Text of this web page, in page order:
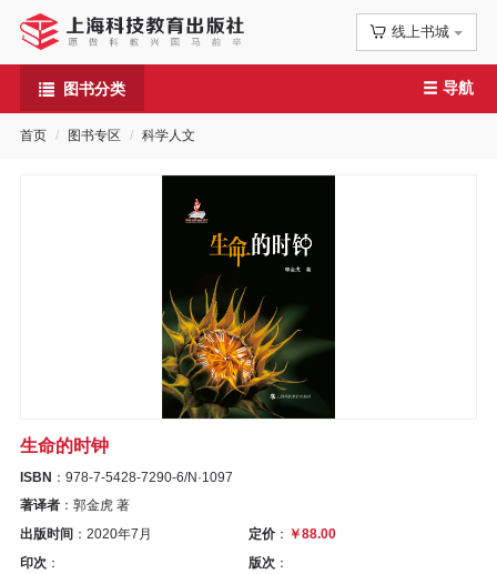
线上书城
图书分类
首
页
导航
首页 图书专区 科学人文
生命的时钟
ISBN ：978-7-5428-7290-6/N·1097
著译者 ：郭金虎 著
出版时间 ：2020年7月 定价： ￥88.00
印次 ： 版次：